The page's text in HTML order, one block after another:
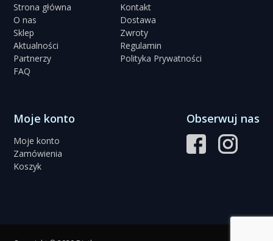
Strona główna
O nas
Sklep
Aktualności
Partnerzy
FAQ
Kontakt
Dostawa
Zwroty
Regulamin
Polityka Prywatności
Moje konto
Moje konto
Zamówienia
Koszyk
Obserwuj nas